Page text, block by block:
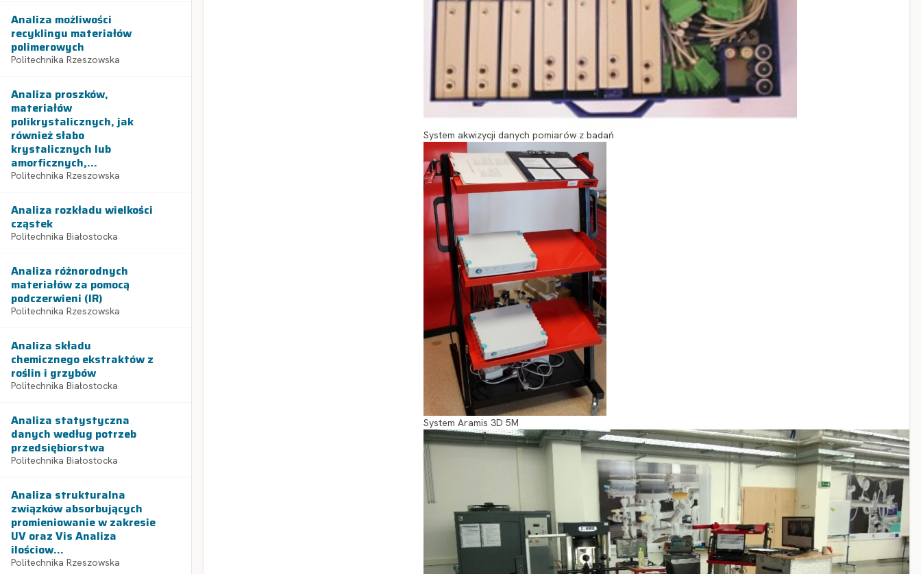
Analiza możliwości
recyklingu materiałów
polimerowych
Politechnika Rzeszowska
Analiza proszków,
materiałów
polikrystalicznych, jak
również słabo
krystalicznych lub
amorficznych,...
Politechnika Rzeszowska
Analiza rozkładu wielkości
cząstek
Politechnika Białostocka
Analiza różnorodnych
materiałów za pomocą
podczerwieni (IR)
Politechnika Rzeszowska
Analiza składu
chemicznego ekstraktów z
roślin i grzybów
Politechnika Białostocka
Analiza statystyczna
danych według potrzeb
przedsiębiorstwa
Politechnika Białostocka
Analiza strukturalna
związków absorbujących
promieniowanie w zakresie
UV oraz Vis Analiza
ilościow...
Politechnika Rzeszowska
System akwizycji danych pomiarów z badań
System Aramis 3D 5M